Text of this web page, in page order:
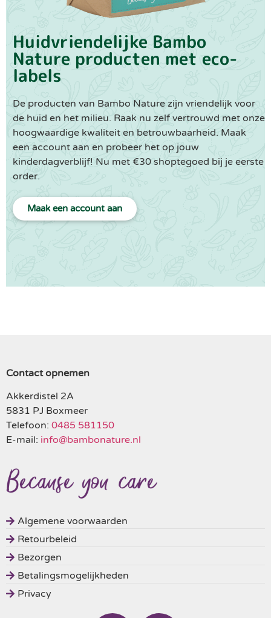
Huidvriendelijke Bambo
Nature producten met eco-
labels
De producten van Bambo Nature zijn vriendelijk voor
de huid en het milieu. Raak nu zelf vertrouwd met onze
hoogwaardige kwaliteit en betrouwbaarheid. Maak
een account aan en probeer het op jouw
kinderdagverblijf! Nu met €30 shoptegoed bij je eerste
order.
Maak een account aan
Contact opnemen
Akkerdistel 2A
5831 PJ Boxmeer
Telefoon: 0485 581150
E-mail: info@bambonature.nl
Algemene voorwaarden
Retourbeleid
Bezorgen
Betalingsmogelijkheden
Privacy